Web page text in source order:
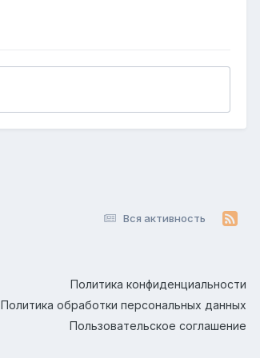
Вся активность
Политика конфиденциальности
Политика обработки персональных данных
Пользовательское соглашение